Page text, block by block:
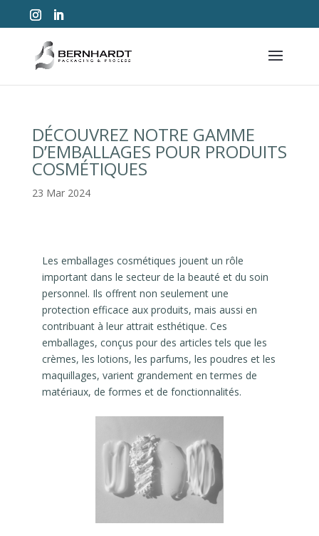
DÉCOUVREZ NOTRE GAMME
D’EMBALLAGES POUR PRODUITS
COSMÉTIQUES
23 Mar 2024
Les emballages cosmétiques jouent un rôle
important dans le secteur de la beauté et du soin
personnel. Ils offrent non seulement une
protection efficace aux produits, mais aussi en
contribuant à leur attrait esthétique. Ces
emballages, conçus pour des articles tels que les
crèmes, les lotions, les parfums, les poudres et les
maquillages, varient grandement en termes de
matériaux, de formes et de fonctionnalités.